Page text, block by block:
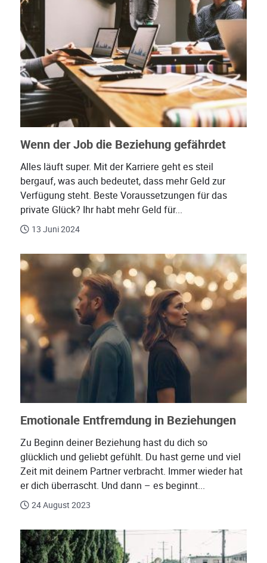
Wenn der Job die Beziehung gefährdet
Alles läuft super. Mit der Karriere geht es steil
bergauf, was auch bedeutet, dass mehr Geld zur
Verfügung steht. Beste Voraussetzungen für das
private Glück? Ihr habt mehr Geld für...
13 Juni 2024
Emotionale Entfremdung in Beziehungen
Zu Beginn deiner Beziehung hast du dich so
glücklich und geliebt gefühlt. Du hast gerne und viel
Zeit mit deinem Partner verbracht. Immer wieder hat
er dich überrascht. Und dann – es beginnt...
24 August 2023